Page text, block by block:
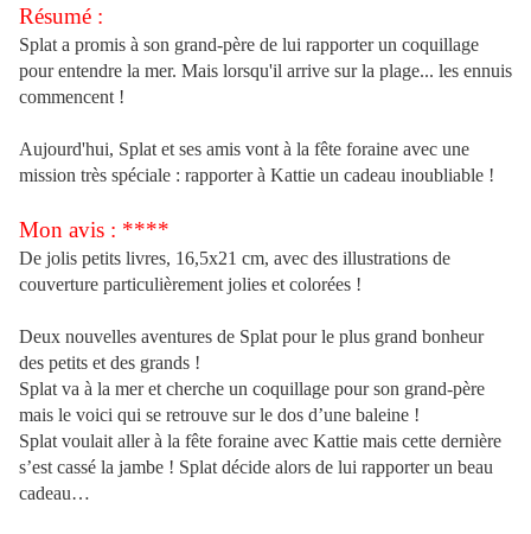
Résumé :
Splat a promis à son grand-père de lui rapporter un coquillage
pour entendre la mer. Mais lorsqu'il arrive sur la plage... les ennuis
commencent !
Aujourd'hui, Splat et ses amis vont à la fête foraine avec une
mission très spéciale : rapporter à Kattie un cadeau inoubliable !
Mon avis : ****
De jolis petits livres, 16,5x21 cm, avec des illustrations de
couverture particulièrement jolies et colorées !
Deux nouvelles aventures de Splat pour le plus grand bonheur
des petits et des grands !
Splat va à la mer et cherche un coquillage pour son grand-père
mais le voici qui se retrouve sur le dos d’une baleine !
Splat voulait aller à la fête foraine avec Kattie mais cette dernière
s’est cassé la jambe ! Splat décide alors de lui rapporter un beau
cadeau…